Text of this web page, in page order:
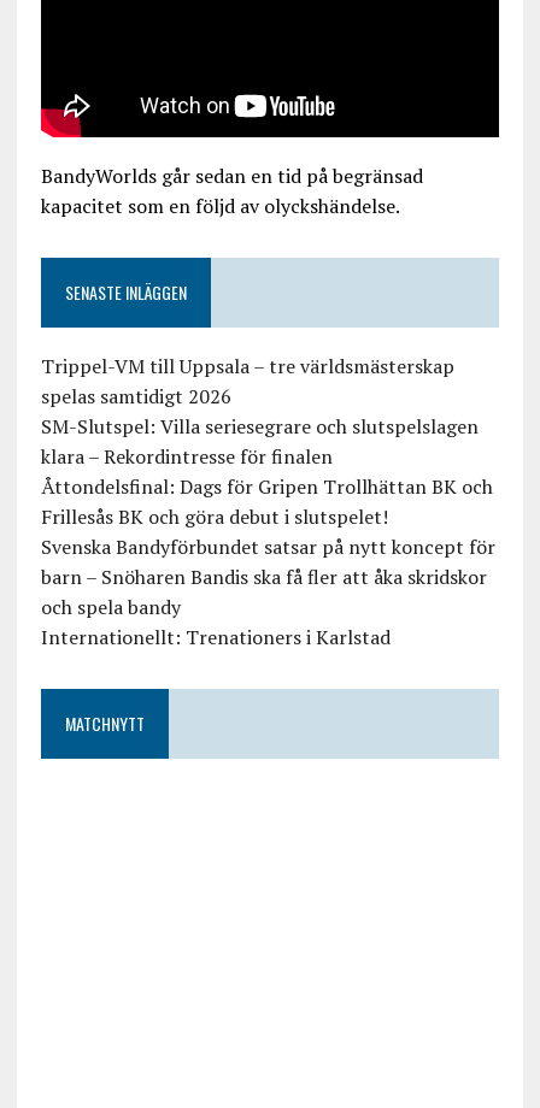
BandyWorlds går sedan en tid på begränsad
kapacitet som en följd av olyckshändelse.
SENASTE INLÄGGEN
Trippel-VM till Uppsala – tre världsmästerskap
spelas samtidigt 2026
SM-Slutspel: Villa seriesegrare och slutspelslagen
klara – Rekordintresse för finalen
Åttondelsfinal: Dags för Gripen Trollhättan BK och
Frillesås BK och göra debut i slutspelet!
Svenska Bandyförbundet satsar på nytt koncept för
barn – Snöharen Bandis ska få fler att åka skridskor
och spela bandy
Internationellt: Trenationers i Karlstad
MATCHNYTT